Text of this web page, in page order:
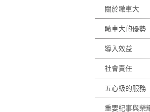
關於瞰車大
瞰車大的優勢
導入效益
社會責任
五心級的服務
重要紀事與榮